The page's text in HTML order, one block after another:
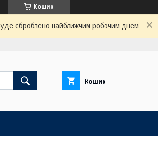
Кошик
оброблено найближчим робочим днем
Кошик